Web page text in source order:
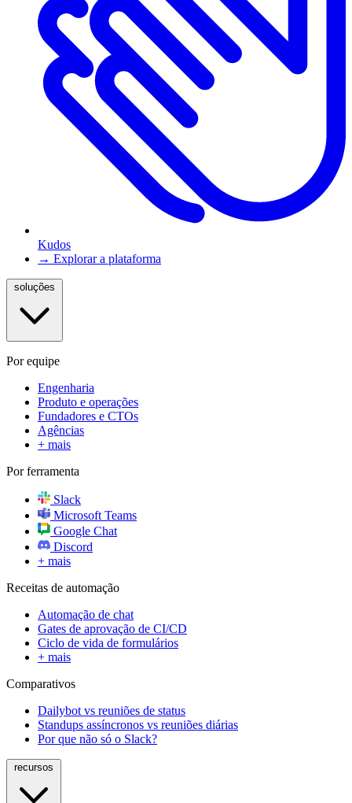
Kudos
→ Explorar a plataforma
Por equipe
Engenharia
Produto e operações
Fundadores e CTOs
Agências
+ mais
Por ferramenta
Slack
Microsoft Teams
Google Chat
Discord
+ mais
Receitas de automação
Automação de chat
Gates de aprovação de CI/CD
Ciclo de vida de formulários
+ mais
Comparativos
Dailybot vs reuniões de status
Standups assíncronos vs reuniões diárias
Por que não só o Slack?